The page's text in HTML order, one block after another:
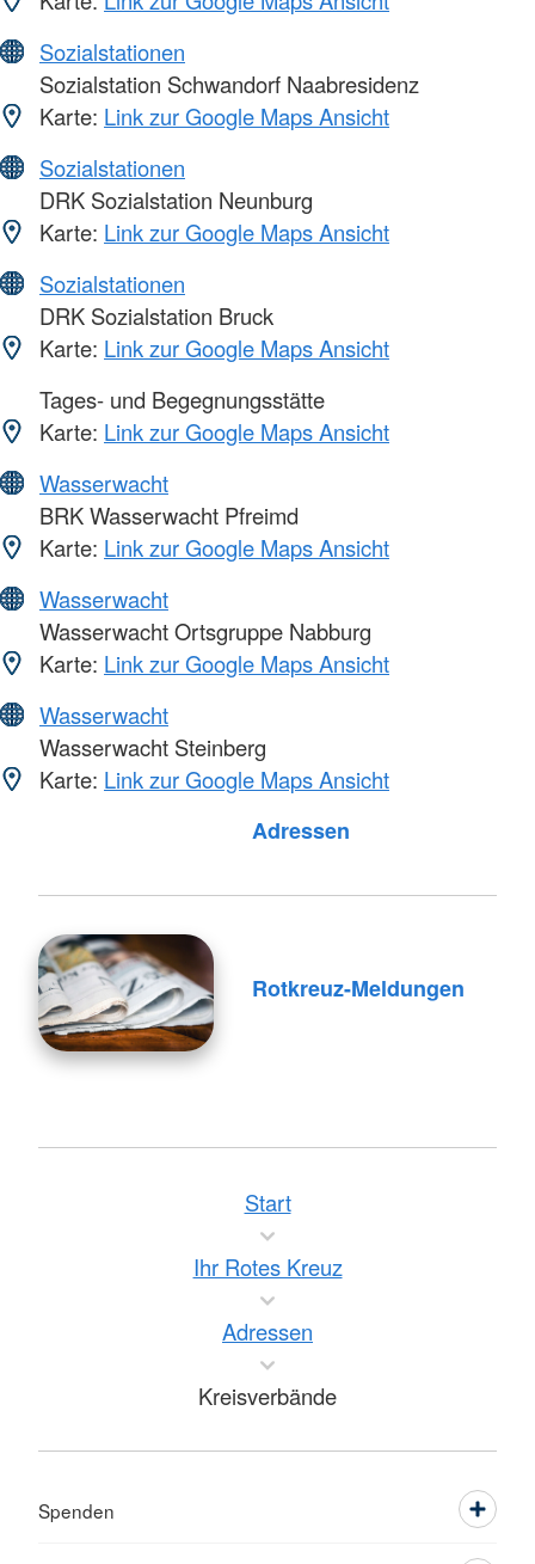
Sozialstationen
Sozialstation Schwandorf Naabresidenz
Karte: Link zur Google Maps Ansicht
Sozialstationen
DRK Sozialstation Neunburg
Karte: Link zur Google Maps Ansicht
Sozialstationen
DRK Sozialstation Bruck
Karte: Link zur Google Maps Ansicht
Tages- und Begegnungsstätte
Karte: Link zur Google Maps Ansicht
Wasserwacht
BRK Wasserwacht Pfreimd
Karte: Link zur Google Maps Ansicht
Wasserwacht
Wasserwacht Ortsgruppe Nabburg
Karte: Link zur Google Maps Ansicht
Wasserwacht
Wasserwacht Steinberg
Karte: Link zur Google Maps Ansicht
Adressen
Rotkreuz-Meldungen
Start
Ihr Rotes Kreuz
Adressen
Kreisverbände
Spenden